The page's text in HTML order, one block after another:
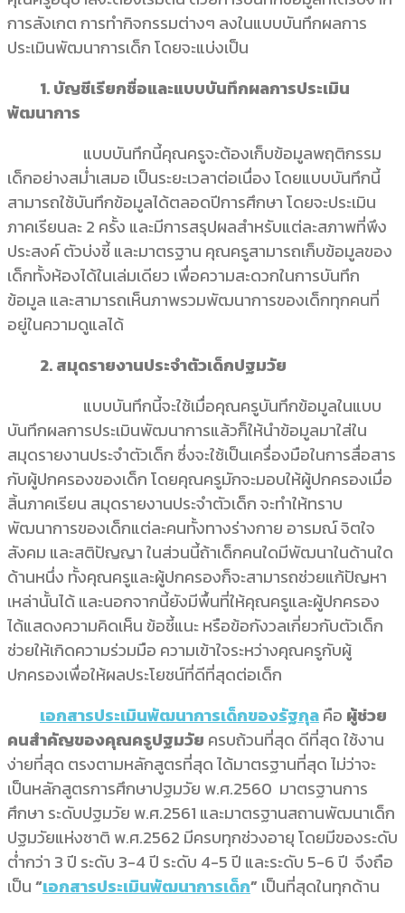
การสังเกต การทำกิจกรรมต่างๆ ลงในแบบบันทึกผลการ
ประเมินพัฒนาการเด็ก โดยจะแบ่งเป็น
1. บัญชีเรียกชื่อและแบบบันทึกผลการประเมิน
พัฒนาการ
แบบบันทึกนี้คุณครูจะต้องเก็บข้อมูลพฤติกรรม
เด็กอย่างสม่ำเสมอ เป็นระยะเวลาต่อเนื่อง โดยแบบบันทึกนี้
สามารถใช้บันทึกข้อมูลได้ตลอดปีการศึกษา โดยจะประเมิน
ภาคเรียนละ 2 ครั้ง และมีการสรุปผลสำหรับแต่ละสภาพที่พึง
ประสงค์ ตัวบ่งชี้ และมาตรฐาน คุณครูสามารถเก็บข้อมูลของ
เด็กทั้งห้องได้ในเล่มเดียว เพื่อความสะดวกในการบันทึก
ข้อมูล และสามารถเห็นภาพรวมพัฒนาการของเด็กทุกคนที่
อยู่ในความดูแลได้
2. สมุดรายงานประจำตัวเด็กปฐมวัย
แบบบันทึกนี้จะใช้เมื่อคุณครูบันทึกข้อมูลในแบบ
บันทึกผลการประเมินพัฒนาการแล้วก็ให้นำข้อมูลมาใส่ใน
สมุดรายงานประจำตัวเด็ก ซึ่งจะใช้เป็นเครื่องมือในการสื่อสาร
กับผู้ปกครองของเด็ก โดยคุณครูมักจะมอบให้ผู้ปกครองเมื่อ
สิ้นภาคเรียน สมุดรายงานประจำตัวเด็ก จะทำให้ทราบ
พัฒนาการของเด็กแต่ละคนทั้งทางร่างกาย อารมณ์ จิตใจ
สังคม และสติปัญญา ในส่วนนี้ถ้าเด็กคนใดมีพัฒนาในด้านใด
ด้านหนึ่ง ทั้งคุณครูและผู้ปกครองก็จะสามารถช่วยแก้ปัญหา
เหล่านั้นได้ และนอกจากนี้ยังมีพื้นที่ให้คุณครูและผู้ปกครอง
ได้แสดงความคิดเห็น ข้อชี้แนะ หรือข้อกังวลเกี่ยวกับตัวเด็ก
ช่วยให้เกิดความร่วมมือ ความเข้าใจระหว่างคุณครูกับผู้
ปกครองเพื่อให้ผลประโยชน์ที่ดีที่สุดต่อเด็ก
เอกสารประเมินพัฒนาการเด็กของรัฐกุลคือ ผู้ช่วย
คนสำคัญของคุณครูปฐมวัย ครบถ้วนที่สุด ดีที่สุด ใช้งาน
ง่ายที่สุด ตรงตามหลักสูตรที่สุด ได้มาตรฐานที่สุด ไม่ว่าจะ
เป็นหลักสูตรการศึกษาปฐมวัย พ.ศ.2560 มาตรฐานการ
ศึกษา ระดับปฐมวัย พ.ศ.2561 และมาตรฐานสถานพัฒนาเด็ก
ปฐมวัยแห่งชาติ พ.ศ.2562 มีครบทุกช่วงอายุ โดยมีของระดับ
ต่ำกว่า 3 ปี ระดับ 3-4 ปี ระดับ 4-5 ปี และระดับ 5-6 ปี จึงถือ
เป็น“เอกสารประเมินพัฒนาการเด็ก” เป็นที่สุดในทุกด้าน